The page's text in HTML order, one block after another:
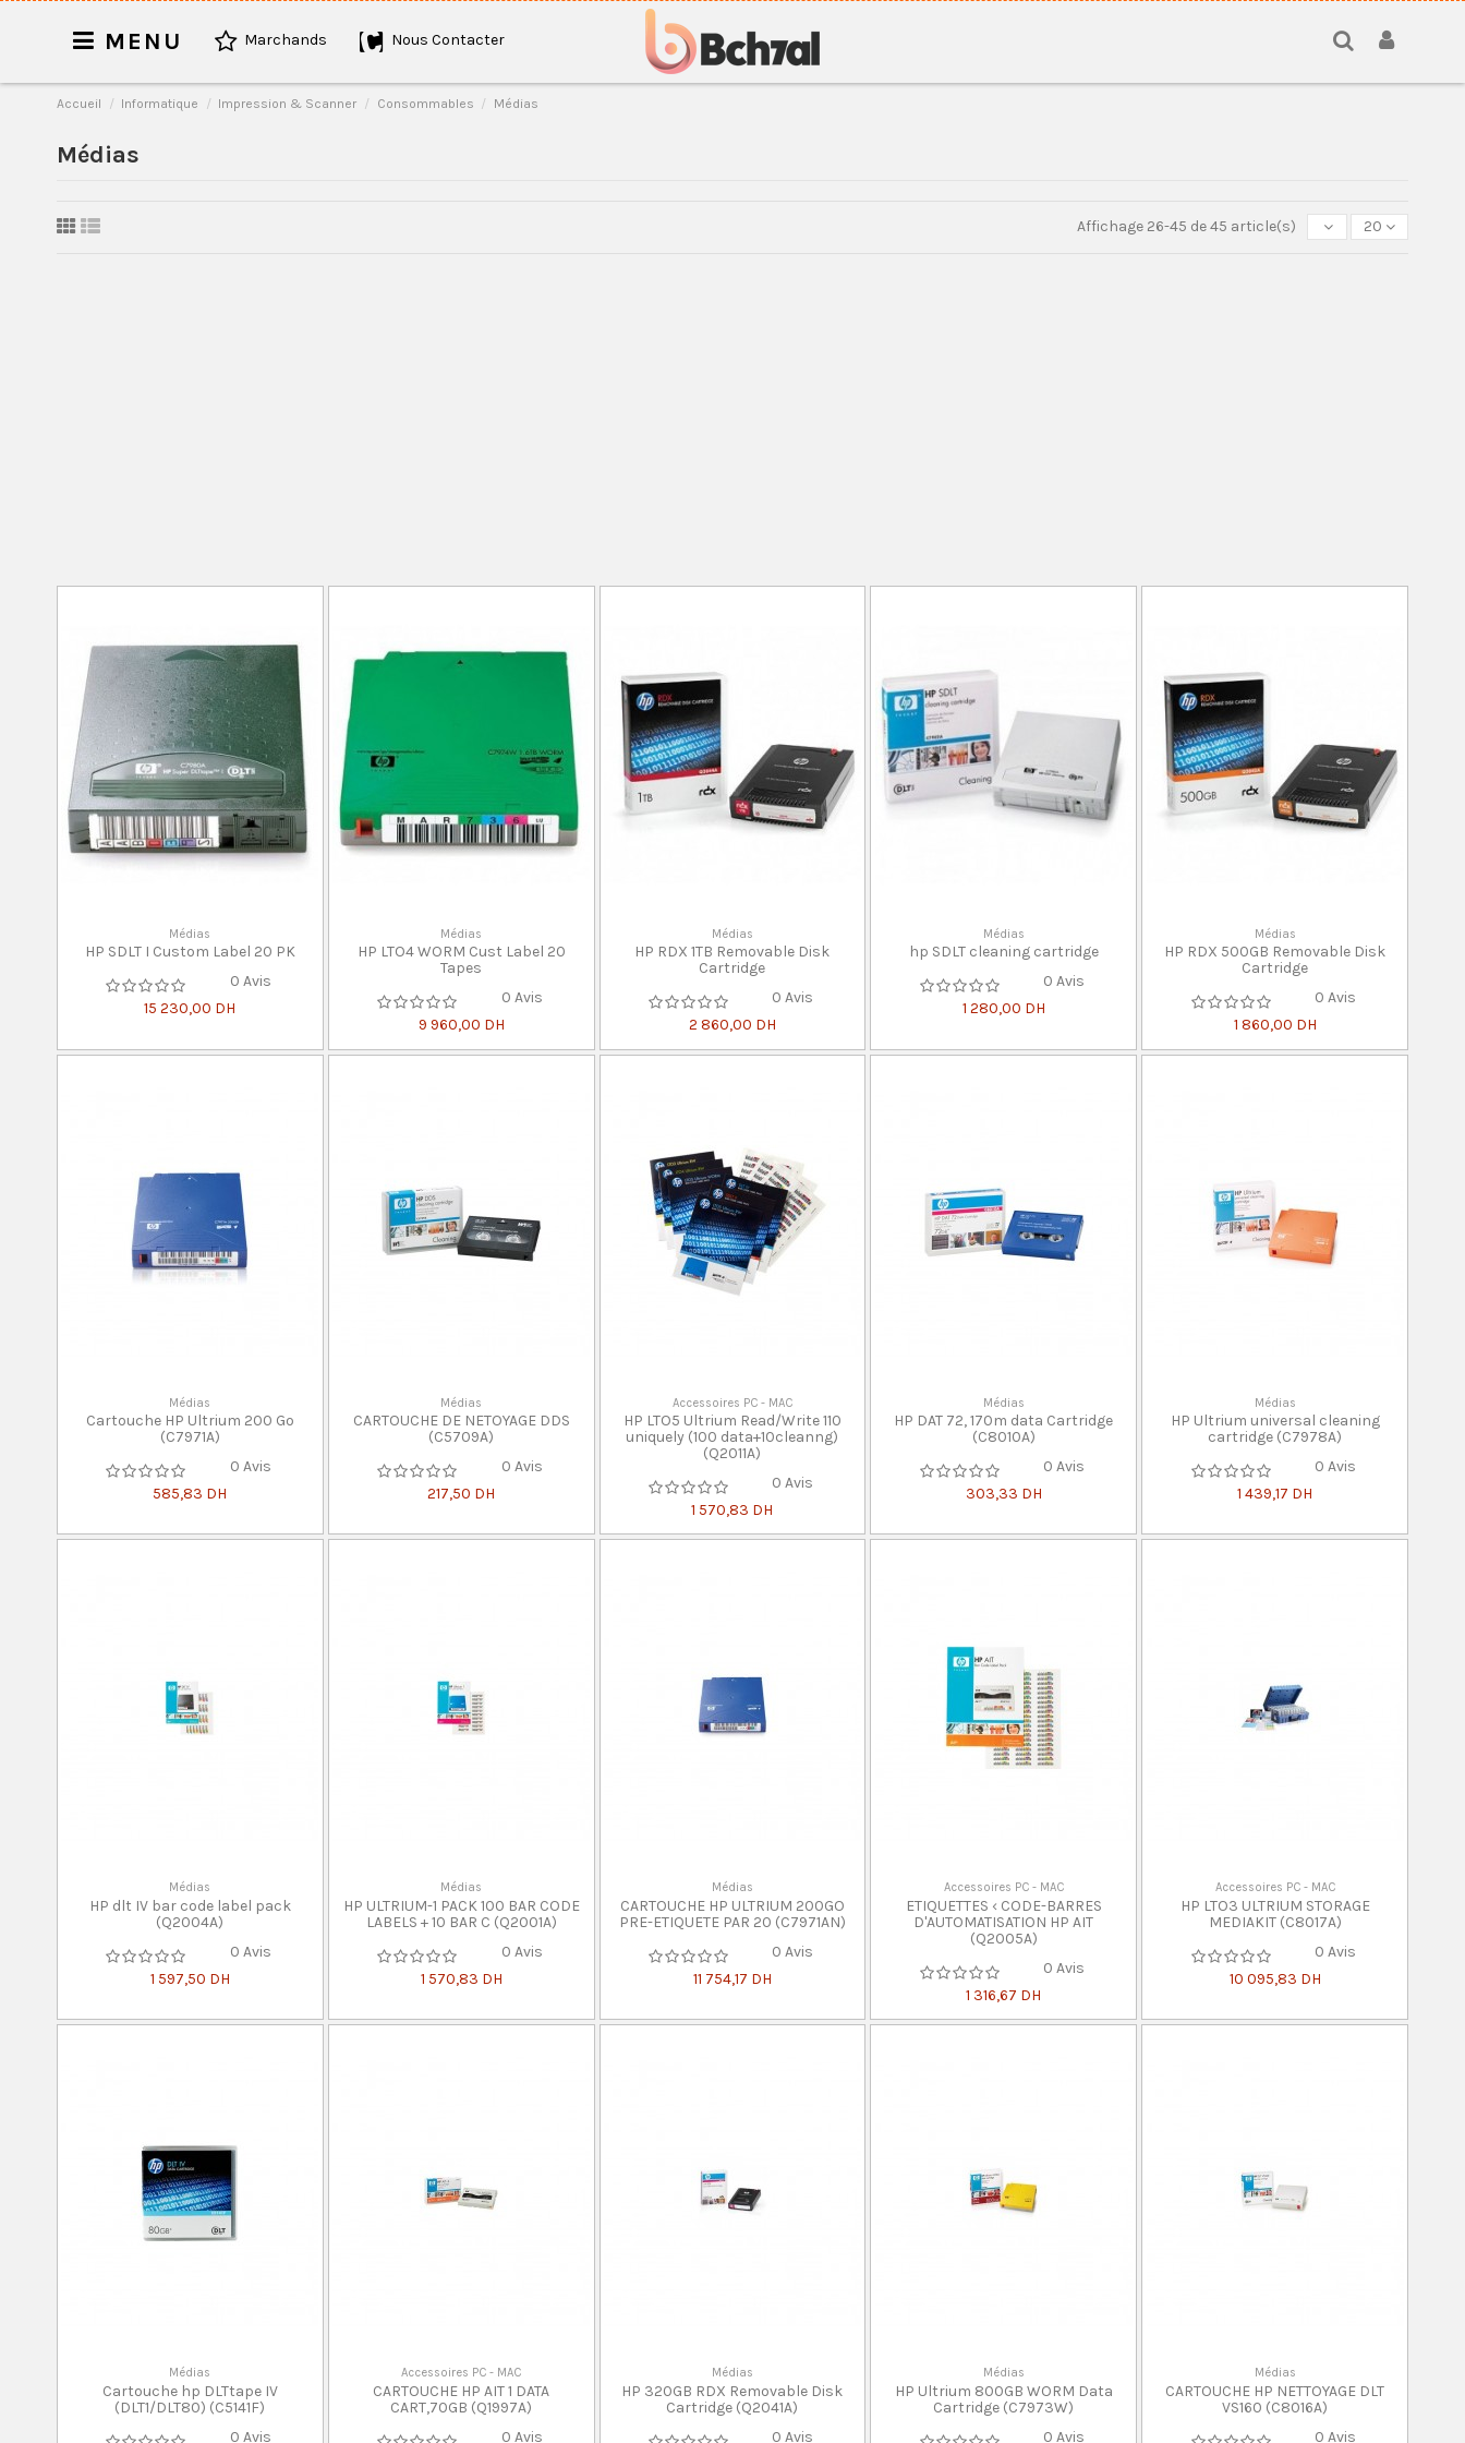
MENU Marchands Nous Contacter
Accueil Informatique Impression & Scanner Consommables Médias
Médias
Affichage 26-45 de 45 article(s) 20
Médias
HP SDLT I Custom Label 20 PK
0 Avis
15 230,00 DH
Médias
HP LTO4 WORM Cust Label 20
Tapes
0 Avis
9 960,00 DH
Médias
HP RDX 1TB Removable Disk
Cartridge
0 Avis
2 860,00 DH
Médias
hp SDLT cleaning cartridge
0 Avis
1 280,00 DH
Médias
HP RDX 500GB Removable Disk
Cartridge
0 Avis
1 860,00 DH
Médias
Cartouche HP Ultrium 200 Go
(C7971A)
0 Avis
585,83 DH
Médias
CARTOUCHE DE NETOYAGE DDS
(C5709A)
0 Avis
217,50 DH
Accessoires PC - MAC
HP LTO5 Ultrium Read/Write 110
uniquely (100 data+10cleanng)
(Q2011A)
0 Avis
1 570,83 DH
Médias
HP DAT 72, 170m data Cartridge
(C8010A)
0 Avis
303,33 DH
Médias
HP Ultrium universal cleaning
cartridge (C7978A)
0 Avis
1 439,17 DH
Médias
HP dlt IV bar code label pack
(Q2004A)
0 Avis
1 597,50 DH
Médias
HP ULTRIUM-1 PACK 100 BAR CODE
LABELS + 10 BAR C (Q2001A)
0 Avis
1 570,83 DH
Médias
CARTOUCHE HP ULTRIUM 200GO
PRE-ETIQUETE PAR 20 (C7971AN)
0 Avis
11 754,17 DH
Accessoires PC - MAC
ETIQUETTES ‹ CODE-BARRES
D'AUTOMATISATION HP AIT
(Q2005A)
0 Avis
1 316,67 DH
Accessoires PC - MAC
HP LTO3 ULTRIUM STORAGE
MEDIAKIT (C8017A)
0 Avis
10 095,83 DH
Médias
Cartouche hp DLTtape IV
(DLT1/DLT80) (C5141F)
0 Avis
Accessoires PC - MAC
CARTOUCHE HP AIT 1 DATA
CART,70GB (Q1997A)
0 Avis
Médias
HP 320GB RDX Removable Disk
Cartridge (Q2041A)
0 Avis
Médias
HP Ultrium 800GB WORM Data
Cartridge (C7973W)
0 Avis
Médias
CARTOUCHE HP NETTOYAGE DLT
VS160 (C8016A)
0 Avis